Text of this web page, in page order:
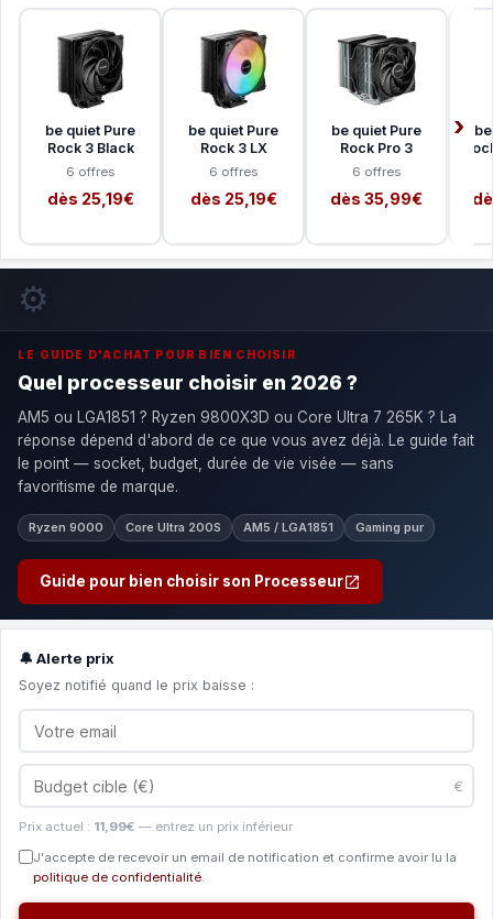
be quiet Pure
Rock 3 Black
6 offres
dès 25,19€
be quiet Pure
Rock 3 LX
6 offres
dès 25,19€
be quiet Pure
Rock Pro 3
6 offres
dès 35,99€
⚙️
LE GUIDE D'ACHAT POUR BIEN CHOISIR
Quel processeur choisir en 2026 ?
AM5 ou LGA1851 ? Ryzen 9800X3D ou Core Ultra 7 265K ? La
réponse dépend d'abord de ce que vous avez déjà. Le guide fait
le point — socket, budget, durée de vie visée — sans
favoritisme de marque.
Ryzen 9000 Core Ultra 200S AM5 / LGA1851 Gaming pur
Guide pour bien choisir son Processeur
🔔 Alerte prix
Soyez notifié quand le prix baisse :
€
Prix actuel : 11,99€ — entrez un prix inférieur
J'accepte de recevoir un email de notification et confirme avoir lu la
politique de confidentialité.